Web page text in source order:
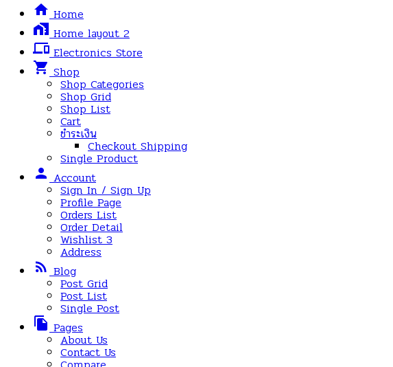
home Home
home_work Home layout 2
phonelink Electronics Store
shopping_cart Shop
Shop Categories
Shop Grid
Shop List
Cart
ชำระเงิน
Checkout Shipping
Single Product
person Account
Sign In / Sign Up
Profile Page
Orders List
Order Detail
Wishlist 3
Address
rss_feed Blog
Post Grid
Post List
Single Post
file_copy Pages
About Us
Contact Us